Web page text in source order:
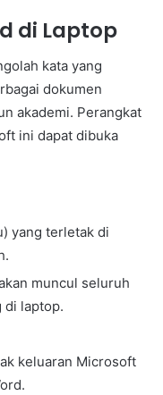
di Laptop
kata yang
dokumen
akademi. Perangkat
ini dapat dibuka
yang terletak di
muncul seluruh
di laptop.
keluaran Microsoft